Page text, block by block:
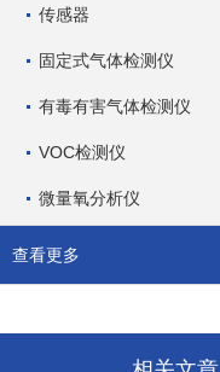
传感器
固定式气体检测仪
有毒有害气体检测仪
VOC检测仪
微量氧分析仪
查看更多